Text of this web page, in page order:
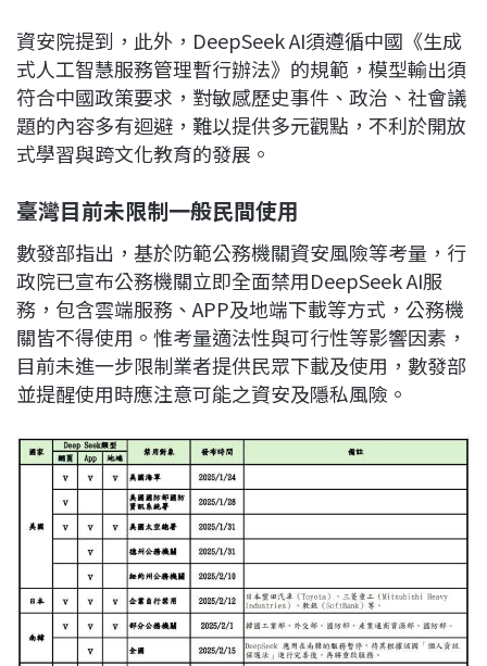
資安院提到，此外，DeepSeek AI須遵循中國《生成
式人工智慧服務管理暫行辦法》的規範，模型輸出須
符合中國政策要求，對敏感歷史事件、政治、社會議
題的內容多有迴避，難以提供多元觀點，不利於開放
式學習與跨文化教育的發展。
臺灣目前未限制一般民間使用
數發部指出，基於防範公務機關資安風險等考量，行
政院已宣布公務機關立即全面禁用DeepSeek AI服
務，包含雲端服務、APP及地端下載等方式，公務機
關皆不得使用。惟考量適法性與可行性等影響因素，
目前未進一步限制業者提供民眾下載及使用，數發部
並提醒使用時應注意可能之資安及隱私風險。